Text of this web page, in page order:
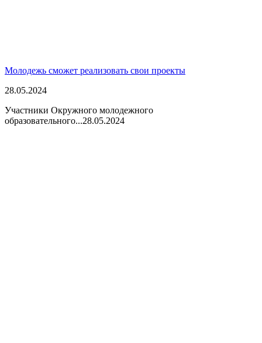
Молодежь сможет реализовать свои проекты
28.05.2024
Участники Окружного молодежного
образовательного...28.05.2024